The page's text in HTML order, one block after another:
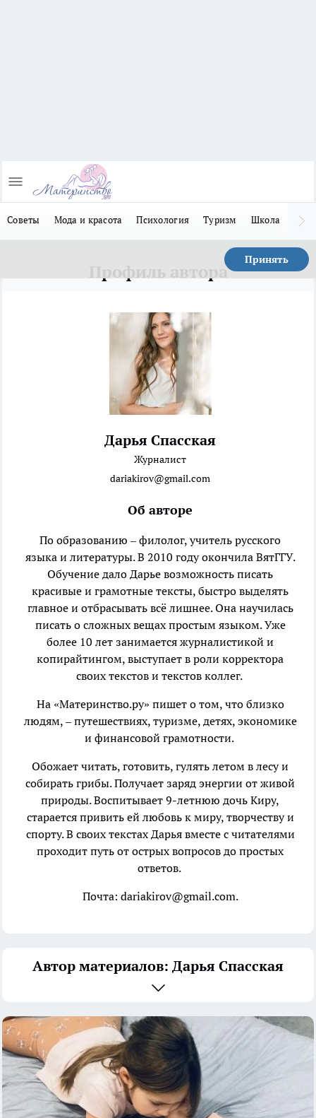
Советы Мода и красота Психология Туризм Школа
Принять
Профиль автора
Дарья Спасская
Журналист
dariakirov@gmail.com
Об авторе
По образованию – филолог, учитель русского
языка и литературы. В 2010 году окончила ВятГГУ.
Обучение дало Дарье возможность писать
красивые и грамотные тексты, быстро выделять
главное и отбрасывать всё лишнее. Она научилась
писать о сложных вещах простым языком. Уже
более 10 лет занимается журналистикой и
копирайтингом, выступает в роли корректора
своих текстов и текстов коллег.
На «Материнство.ру» пишет о том, что близко
людям, – путешествиях, туризме, детях, экономике
и финансовой грамотности.
Обожает читать, готовить, гулять летом в лесу и
собирать грибы. Получает заряд энергии от живой
природы. Воспитывает 9-летнюю дочь Киру,
старается привить ей любовь к миру, творчеству и
спорту. В своих текстах Дарья вместе с читателями
проходит путь от острых вопросов до простых
ответов.
Почта: dariakirov@gmail.com.
Автор материалов: Дарья Спасская